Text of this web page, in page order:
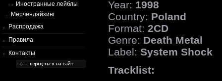
Иностранные лейблы
Мерчендайзинг
Распродажа
Правила
Контакты
Year: 1998
Country: Poland
Format: 2CD
Genre: Death Metal
Label: System Shock
Tracklist: